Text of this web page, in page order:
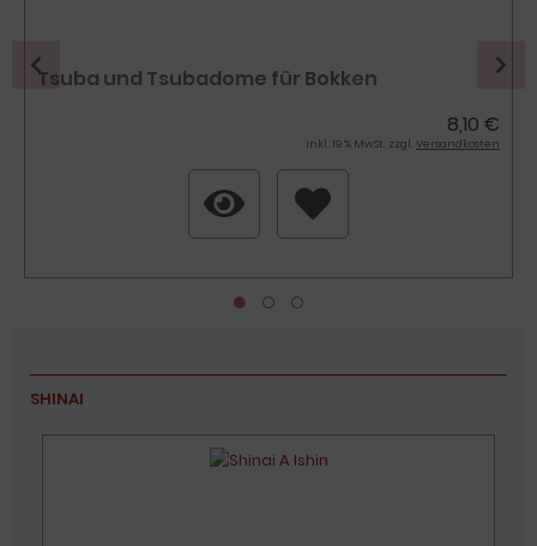
Tsuba und Tsubadome für Bokken
8,10 €
inkl. 19 % MwSt. zzgl. Versandkosten
SHINAI